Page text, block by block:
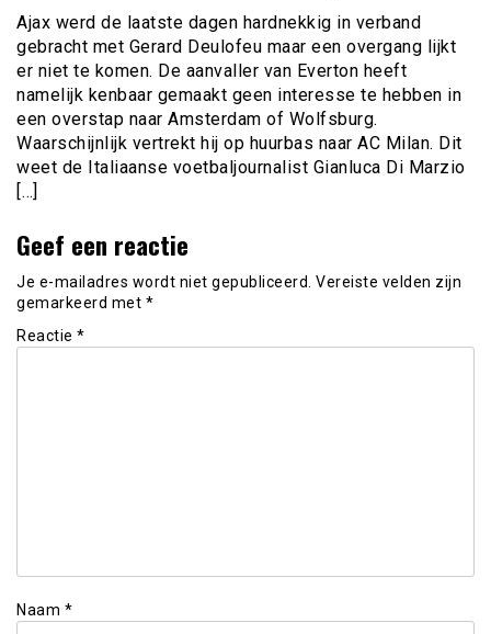
Ajax werd de laatste dagen hardnekkig in verband
gebracht met Gerard Deulofeu maar een overgang lijkt
er niet te komen. De aanvaller van Everton heeft
namelijk kenbaar gemaakt geen interesse te hebben in
een overstap naar Amsterdam of Wolfsburg.
Waarschijnlijk vertrekt hij op huurbas naar AC Milan. Dit
weet de Italiaanse voetbaljournalist Gianluca Di Marzio
[…]
Geef een reactie
Je e-mailadres wordt niet gepubliceerd. Vereiste velden zijn
gemarkeerd met *
Reactie *
Naam *